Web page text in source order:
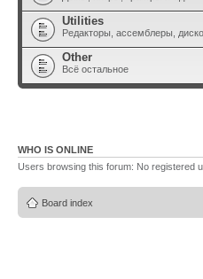
Utilities
Редакторы, ассемблеры,
Other
Всё остальное
WHO IS ONLINE
Users browsing this forum: No registered
Board index